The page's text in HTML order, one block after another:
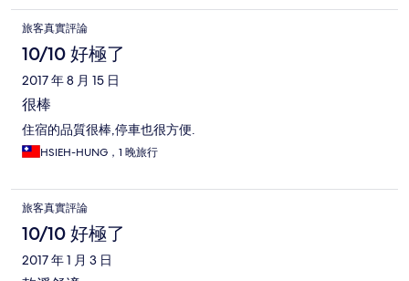
旅客真實評論
10/10 好極了
2017 年 8 月 15 日
很棒
住宿的品質很棒,停車也很方便.
HSIEH-HUNG，1 晚旅行
旅客真實評論
10/10 好極了
2017 年 1 月 3 日